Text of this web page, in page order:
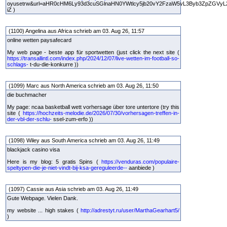
iZ )
(1100) Angelina aus Africa schrieb am 03. Aug 26, 11:57
online wetten paysafecard
My web page - beste app für sportwetten (just click the next site (
https://transallintl.com/index.php/2024/12/07/live-wetten-im-football-so-
schlags- t-du-die-konkurre ))
(1099) Marc aus North America schrieb am 03. Aug 26, 11:50
die buchmacher
My page: ncaa basketball wett vorhersage über tore untertore (try this
site ( https://hochzeits-melodie.de/2026/07/30/vorhersagen-treffen-in-
der-vbl-der-schlu- ssel-zum-erfo ))
(1098) Wiley aus South America schrieb am 03. Aug 26, 11:49
blackjack casino visa
Here is my blog: 5 gratis Spins ( https://venduras.com/populaire-
speltypen-die-je-niet-vindt-bij-ksa-gereguleerde-- aanbiede )
(1097) Cassie aus Asia schrieb am 03. Aug 26, 11:49
Gute Webpage. Vielen Dank.
my website ... high stakes ( http://adrestyt.ru/user/MarthaGearhart5/
)